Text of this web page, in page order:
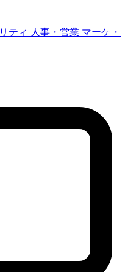
ティ 人事・営業 マーケ・